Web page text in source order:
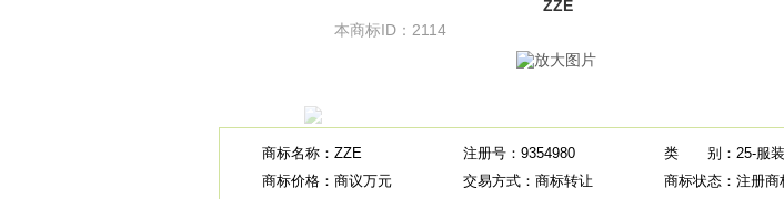
ZZE
本商标ID：2114
商标名称：ZZE 注册号：9354980
类 别：25-服装
商标价格：商议万元
交易方式：商标转让
商标状态：注册商